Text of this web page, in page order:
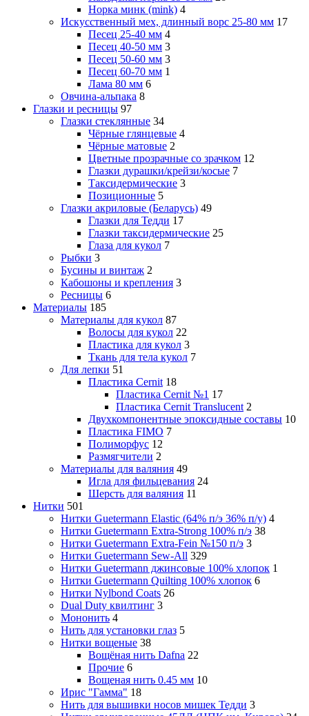
Норка минк (mink) 4
Искусственный мех, длинный ворс 25-80 мм 17
Песец 25-40 мм 4
Песец 40-50 мм 3
Песец 50-60 мм 3
Песец 60-70 мм 1
Лама 80 мм 6
Овчина-альпака 8
Глазки и ресницы 97
Глазки стеклянные 34
Чёрные глянцевые 4
Чёрные матовые 2
Цветные прозрачные со зрачком 12
Глазки дурашки/крейзи/косые 7
Таксидермические 3
Позиционные 5
Глазки акриловые (Беларусь) 49
Глазки для Тедди 17
Глазки таксидермические 25
Глаза для кукол 7
Рыбки 3
Бусины и винтаж 2
Кабошоны и крепления 3
Ресницы 6
Материалы 185
Материалы для кукол 87
Волосы для кукол 22
Пластика для кукол 3
Ткань для тела кукол 7
Для лепки 51
Пластика Cernit 18
Пластика Cernit №1 17
Пластика Cernit Translucent 2
Двухкомпонентные эпоксидные составы 10
Пластика FIMO 7
Полиморфус 12
Размягчители 2
Материалы для валяния 49
Игла для фильцевания 24
Шерсть для валяния 11
Нитки 501
Нитки Guetermann Elastic (64% п/э 36% п/у) 4
Нитки Guetermann Extra-Strong 100% п/э 38
Нитки Guetermann Extra-Fein №150 п/э 3
Нитки Guetermann Sew-All 329
Нитки Guetermann джинсовые 100% хлопок 1
Нитки Guetermann Quilting 100% хлопок 6
Нитки Nylbond Coats 26
Dual Duty квилтинг 3
Мононить 4
Нить для установки глаз 5
Нитки вощеные 38
Вощёная нить Dafna 22
Прочие 6
Вощеная нить 0.45 мм 10
Ирис "Гамма" 18
Нить для вышивки носов мишек Тедди 3